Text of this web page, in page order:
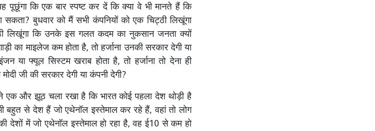
कि एक बार स्पष्ट कर दें कि क्या वे भी मानते हैं कि
बुधवार को मैं सभी कंपनियों को एक चिट्ठी लिखूंगा
लिखूंगा कि उनके इस गलत कदम का नुकसान जनता क्यों
का माइलेज कम होता है, तो हर्जाना उनकी सरकार देगी या
या फ्यूल सिस्टम खराब होता है, तो हर्जाना तो देना ही
जी की सरकार देगी या कंपनी देगी?
एक और झूठ चला रखा है कि भारत कोई पहला देश थोड़ी है
बहुत से देश हैं जो एथेनॉल इस्तेमाल कर रहे हैं, वहां तो लोग
देशों में जो एथेनॉल इस्तेमाल हो रहा है, वह ई10 से कम हो